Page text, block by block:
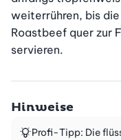
weiterrühren, bis
Roastbeef quer zur
servieren.
Hinweise
Profi-Tipp: Die